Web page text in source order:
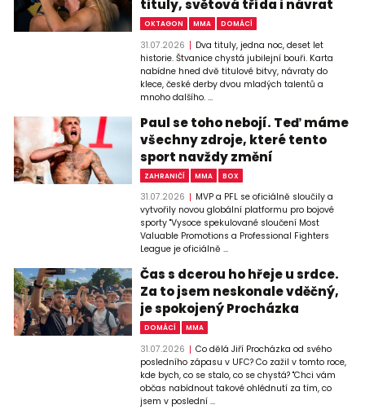
tituly, světová třída i návrat
OKTAGON MMA DOMÁCÍ
31.07.2026
Dva tituly, jedna noc, deset let
historie. Štvanice chystá jubilejní bouři. Karta
nabídne hned dvě titulové bitvy, návraty do
klece, české derby dvou mladých talentů a
mnoho dalšího. ...
Paul se toho nebojí. Teď máme
všechny zdroje, které tento
sport navždy změní
ZAHRANIČÍ MMA BOX
31.07.2026
MVP a PFL se oficiálně sloučily a
vytvořily novou globální platformu pro bojové
sporty "Vysoce spekulované sloučení Most
Valuable Promotions a Professional Fighters
League je oficiálně ...
Čas s dcerou ho hřeje u srdce.
Za to jsem neskonale vděčný,
je spokojený Procházka
DOMÁCÍ MMA
31.07.2026
Co dělá Jiří Procházka od svého
posledního zápasu v UFC? Co zažil v tomto roce,
kde bych, co se stalo, co se chystá? "Chci vám
občas nabídnout takové ohlédnutí za tím, co
jsem v poslední ...